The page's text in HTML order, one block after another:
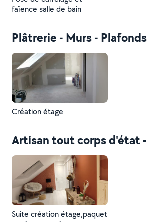
faïence salle de bain
Plâtrerie - Murs - Plafonds
Création étage
Artisan tout corps d'état -
Suite création étage,paquet